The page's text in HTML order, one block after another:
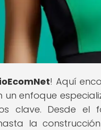
! Aquí
un enfoque
clave. Desde el
la